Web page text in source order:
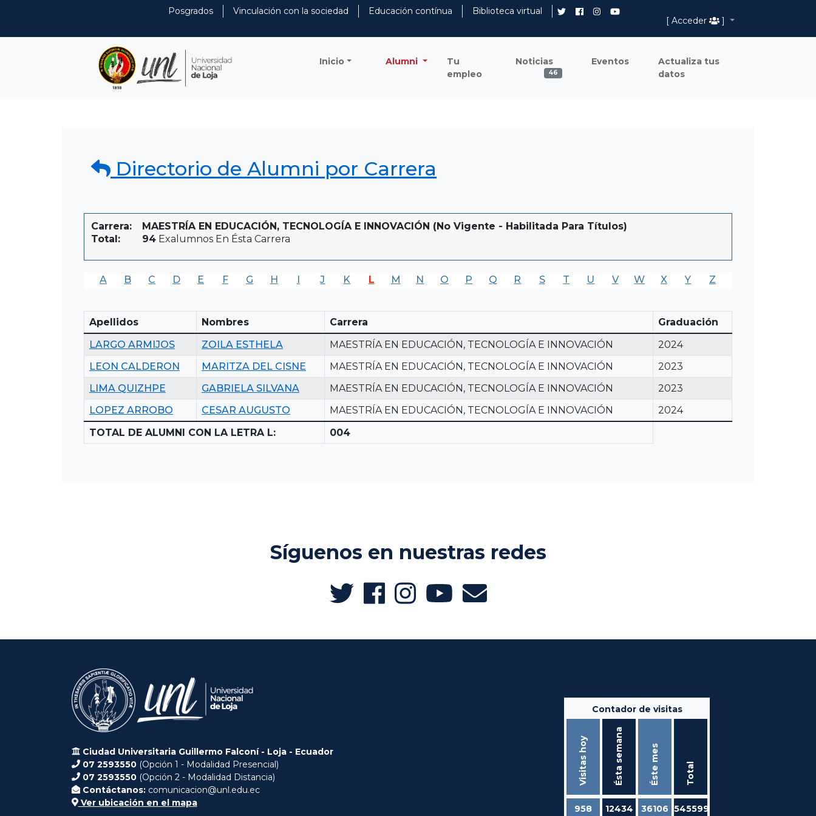
Posgrados Vinculación con la sociedad Educación contínua
Biblioteca virtual
[ Acceder
]
Inicio Alumni
Tu
empleo
Noticias
46
Eventos
Actualiza tus
datos
Directorio de Alumni por Carrera
Carrera:
MAESTRÍA EN EDUCACIÓN, TECNOLOGÍA E INNOVACIÓN (No Vigente - Habilitada Para Títulos)
Total:
94 Exalumnos En Ésta Carrera
A B C D E F G H I J K L M N O P Q R S T U V W X Y Z
Apellidos Nombres Carrera
Graduación
LARGO ARMIJOS
ZOILA ESTHELA MAESTRÍA EN EDUCACIÓN, TECNOLOGÍA E INNOVACIÓN
2024
LEON CALDERON
MARITZA DEL CISNE MAESTRÍA EN EDUCACIÓN, TECNOLOGÍA E INNOVACIÓN
2023
LIMA QUIZHPE
GABRIELA SILVANA MAESTRÍA EN EDUCACIÓN, TECNOLOGÍA E INNOVACIÓN
2023
LOPEZ ARROBO
CESAR AUGUSTO MAESTRÍA EN EDUCACIÓN, TECNOLOGÍA E INNOVACIÓN
2024
TOTAL DE ALUMNI CON LA LETRA L:
004
Síguenos en nuestras redes
Ciudad Universitaria Guillermo Falconí - Loja - Ecuador
07 2593550 (Opción 1 - Modalidad Presencial)
07 2593550 (Opción 2 - Modalidad Distancia)
Contáctanos: comunicacion@unl.edu.ec
Ver ubicación en el mapa
Contador de visitas
Visitas hoy Ésta semana Éste mes Total
958 12434 36106 545599